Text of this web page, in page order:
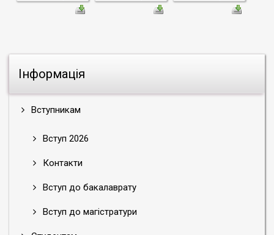
Інформація
Вступникам
Вступ 2026
Контакти
Вступ до бакалаврату
Вступ до магістратури